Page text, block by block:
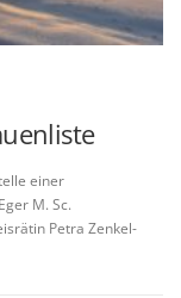
einer
M. Sc.
Petra Zenkel-